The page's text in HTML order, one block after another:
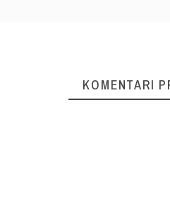
KOMENTARI